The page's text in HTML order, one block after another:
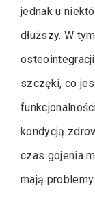
jednak u
dłuższy. W
szczęki, co
kondycją
czas gojenia
mają